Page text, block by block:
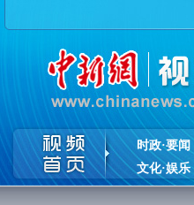
时政·要闻
文化·娱乐